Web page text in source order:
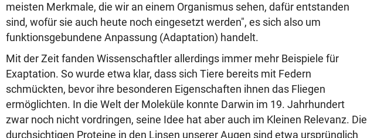
meisten Merkmale, die wir an einem Organismus sehen, dafür entstanden
sind, wofür sie auch heute noch eingesetzt werden", es sich also um
funktionsgebundene Anpassung (Adaptation) handelt.
Mit der Zeit fanden Wissenschaftler allerdings immer mehr Beispiele für
Exaptation. So wurde etwa klar, dass sich Tiere bereits mit Federn
schmückten, bevor ihre besonderen Eigenschaften ihnen das Fliegen
ermöglichten. In die Welt der Moleküle konnte Darwin im 19. Jahrhundert
zwar noch nicht vordringen, seine Idee hat aber auch im Kleinen Relevanz. Die
durchsichtigen Proteine in den Linsen unserer Augen sind etwa ursprünglich